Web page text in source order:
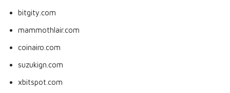
bitgity.com
mammothlair.com
coinairo.com
suzukign.com
xbitspot.com